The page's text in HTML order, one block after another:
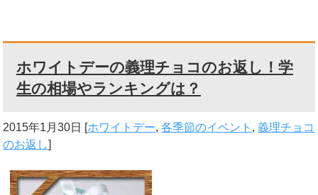
ホワイトデーの義理チョコのお返し！学
生の相場やランキングは？
2015年1月30日 [ホワイトデー,各季節のイベント ,義理チョコ
のお返し]